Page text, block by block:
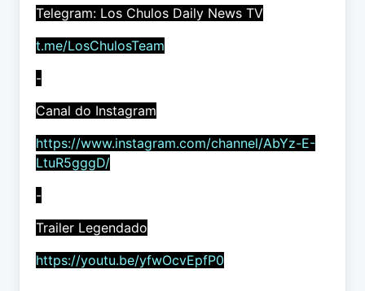
Telegram: Los Chulos Daily News TV
t.me/LosChulosTeam
-
Canal do Instagram
https://www.instagram.com/channel/AbYz-E-
LtuR5gggD/
-
Trailer Legendado
https://youtu.be/yfwOcvEpfP0